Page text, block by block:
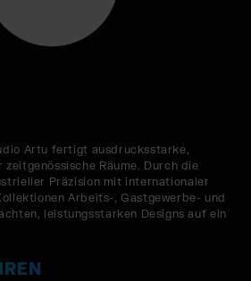
Artu fertigt ausdrucksstarke,
Räume. Durch die
Präzision mit internationaler
Arbeits-, Gastgewerbe- und
leistungsstarken Designs auf ein